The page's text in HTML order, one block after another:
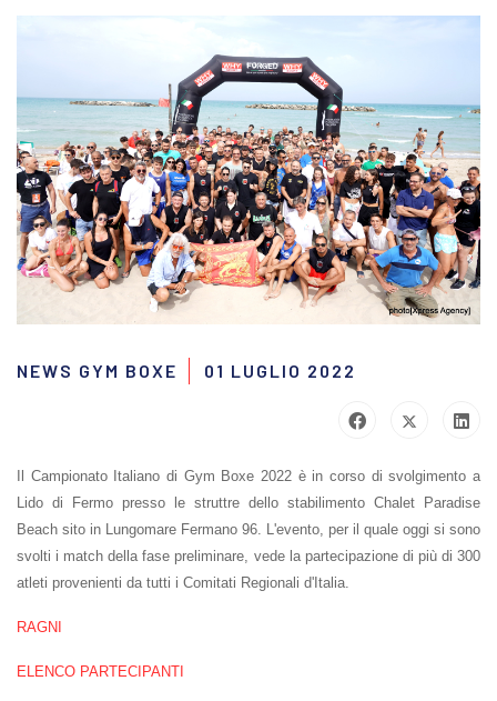
NEWS GYM BOXE 01 LUGLIO 2022
Il Campionato Italiano di Gym Boxe 2022 è in corso di svolgimento a
Lido di Fermo presso le struttre dello stabilimento Chalet Paradise
Beach sito in Lungomare Fermano 96. L'evento, per il quale oggi si sono
svolti i match della fase preliminare, vede la partecipazione di più di 300
atleti provenienti da tutti i Comitati Regionali d'Italia.
RAGNI
ELENCO PARTECIPANTI